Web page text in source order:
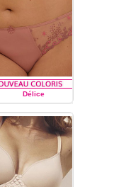
Délice
PÉRÈLE